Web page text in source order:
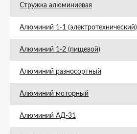
Стружка алюминиевая
Алюминий 1-1 (электротехнический)
Алюминий 1-2 (пищевой)
Алюминий разносортный
Алюминий моторный
Алюминий АД-31